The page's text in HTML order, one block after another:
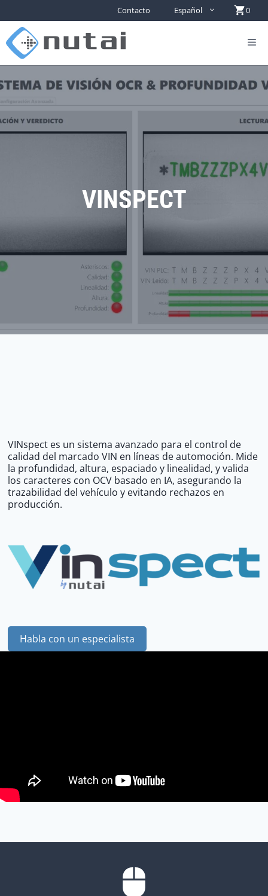
Contacto Español 0
VINSPECT
VINspect es un sistema avanzado para el control de
calidad del marcado VIN en líneas de automoción. Mide
la profundidad, altura, espaciado y linealidad, y valida
los caracteres con OCV basado en IA, asegurando la
trazabilidad del vehículo y evitando rechazos en
producción.
Habla con un especialista